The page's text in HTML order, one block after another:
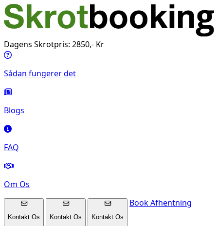
Dagens Skrotpris: 2850,- Kr
Sådan fungerer det
Blogs
FAQ
Om Os
Kontakt Os Kontakt Os Kontakt Os
Book Afhentning